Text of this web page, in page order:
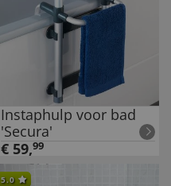
Instaphulp voor bad
'Secura'
€ 59,99
5.0